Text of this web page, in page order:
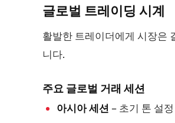
글로벌 트레이딩 시계
활발한 트레이더에게 시장은
니다.
주요 글로벌 거래 세션
아시아 세션 – 초기 톤 설정